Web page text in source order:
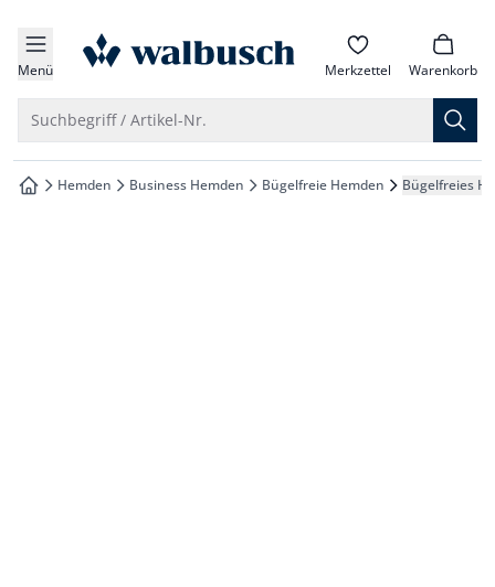
springen
springen
springen
springen
Menü zur Startseite Merkzettel Warenkorb
Suchbegriff / Artikel-Nr.
zur Startseite
Hemden Business Hemden Bügelfreie Hemden Bügelfreies